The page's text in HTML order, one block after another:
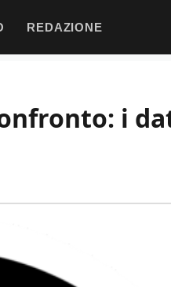
REDAZIONE
i